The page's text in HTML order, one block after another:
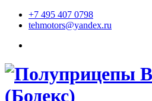
+7 495 407 0798
tehmotors@yandex.ru